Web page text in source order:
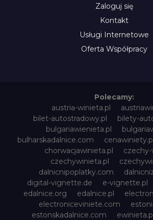
Zaloguj się
Kontakt
Usługi Internetowe
Oferta Współpracy
Polecamy:
austria-winieta.pl
bilet-autostradowy.pl
bilety-
bulgariawienieta.pl
bulharskadalnice.com
chorwacjawinieta.pl
czechywinieta.pl
dalnicnipoplatky.com
digital-vignette.de
e-vignette.pl
edalnice.org
edalnice.pl
electroniceviniete.com
estonskadalnice.com